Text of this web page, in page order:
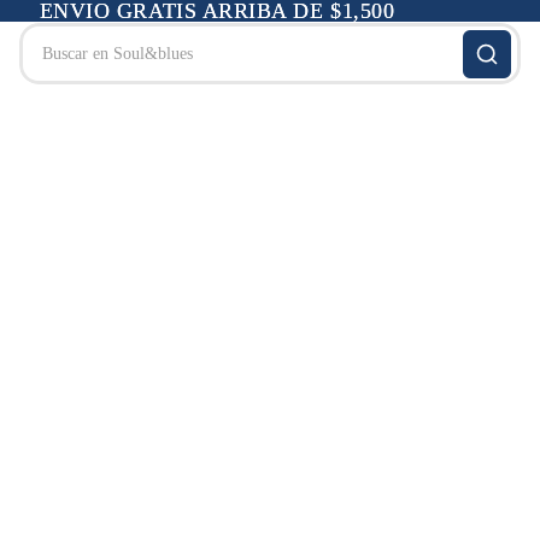
ENVIO GRATIS ARRIBA DE $1,500
ENVIO GRATIS ARRIBA DE $1,500